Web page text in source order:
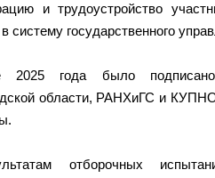
и трудоустройство
систему государственного
года было подписано
области, РАНХиГС и
отборочных